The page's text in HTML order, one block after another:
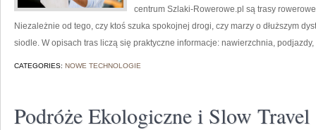
centrum Szlaki-Rowerowe.pl są trasy
Niezależnie od tego, czy ktoś szuka spokojnej drogi, czy marzy o dłuższym
siodle. W opisach tras liczą się praktyczne informacje: nawierzchnia, podjazdy,
CATEGORIES: NOWE TECHNOLOGIE
Podróże Ekologiczne i Slow Travel